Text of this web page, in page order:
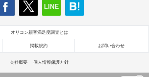
オリコン顧客満足度調査とは
掲載規約 お問い合わせ
会社概要 個人情報保護方針